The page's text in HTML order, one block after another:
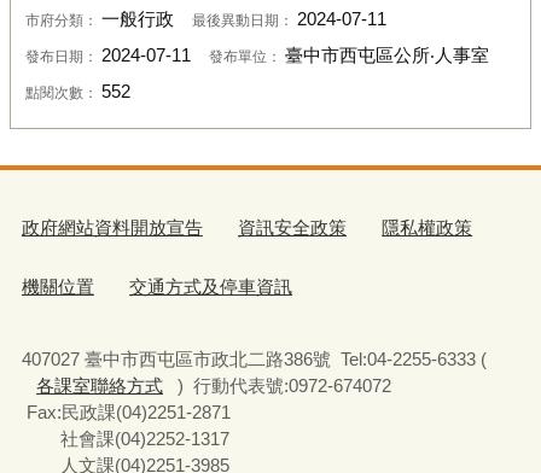
市府分類： 一般行政 最後異動日期： 2024-07-11
發布日期： 2024-07-11 發布單位： 臺中市西屯區公所‧人事室
點閱次數： 552
政府網站資料開放宣告 資訊安全政策 隱私權政策
機關位置 交通方式及停車資訊
407027 臺中市西屯區市政北二路386號 Tel:04-2255-6333 (
各課室聯絡方式
) 行動代表號:0972-674072
Fax:民政課(04)2251-2871
社會課(04)2252-1317
人文課(04)2251-3985